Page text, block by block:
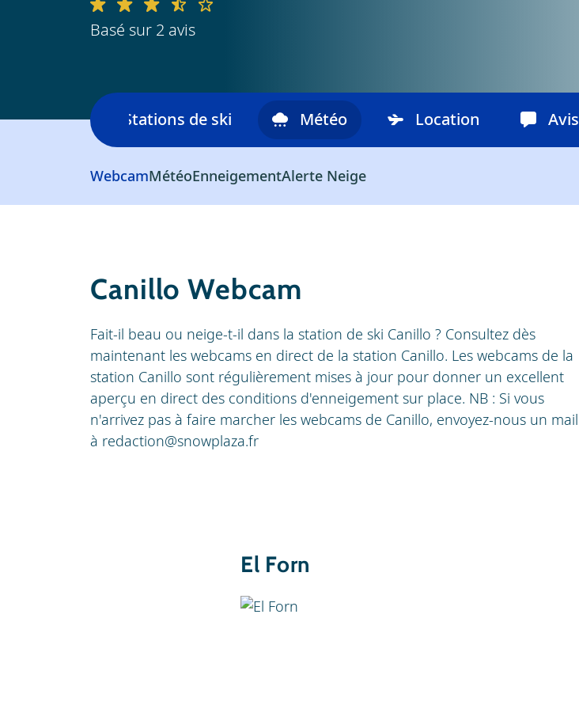
Basé sur 2 avis
Stations de ski Météo Location Avis
WebcamMétéoEnneigementAlerte Neige
Canillo Webcam
Fait-il beau ou neige-t-il dans la station de ski Canillo ? Consultez dès
maintenant les webcams en direct de la station Canillo. Les webcams de la
station Canillo sont régulièrement mises à jour pour donner un excellent
aperçu en direct des conditions d'enneigement sur place. NB : Si vous
n'arrivez pas à faire marcher les webcams de Canillo, envoyez-nous un mail
à redaction@snowplaza.fr
El Forn